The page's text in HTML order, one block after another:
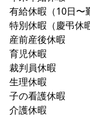
有給休暇（10日〜
特別休暇（慶弔休
産前産後休暇
育児休暇
裁判員休暇
生理休暇
子の看護休暇
介護休暇